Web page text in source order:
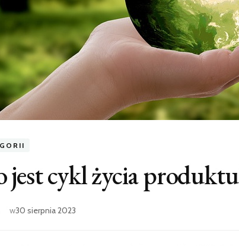
jest cykl życia
w30 sierpnia 2023